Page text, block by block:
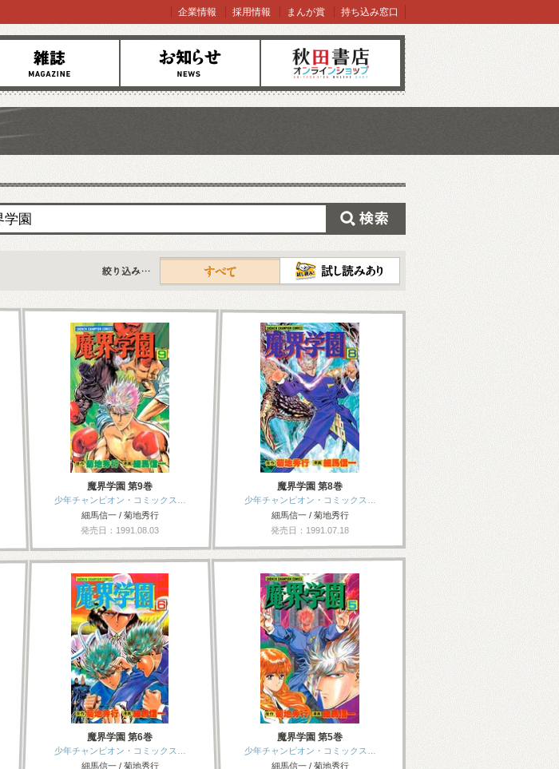
お知らせ オンラインショップ
企業情報 採用情報 まんが賞 持ち込み窓口
すべて
魔界学園 第9巻
少年チャンピオン・コミックス…
細馬信一 / 菊地秀行
発売日：1991.08.03
魔界学園 第8巻
少年チャンピオン・コミックス…
細馬信一 / 菊地秀行
発売日：1991.07.18
魔界学園 第6巻
少年チャンピオン・コミックス…
細馬信一 / 菊地秀行
魔界学園 第5巻
少年チャンピオン・コミックス…
細馬信一 / 菊地秀行